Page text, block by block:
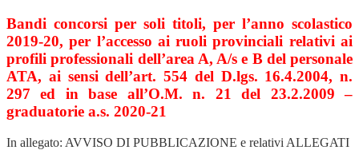
Bandi concorsi per soli titoli, per l’anno scolastico
2019-20, per l’accesso ai ruoli provinciali relativi ai
profili professionali dell’area A, A/s e B del personale
ATA, ai sensi dell’art. 554 del D.lgs. 16.4.2004, n.
297 ed in base all’O.M. n. 21 del 23.2.2009 –
graduatorie a.s. 2020-21
In allegato: AVVISO DI PUBBLICAZIONE e relativi ALLEGATI